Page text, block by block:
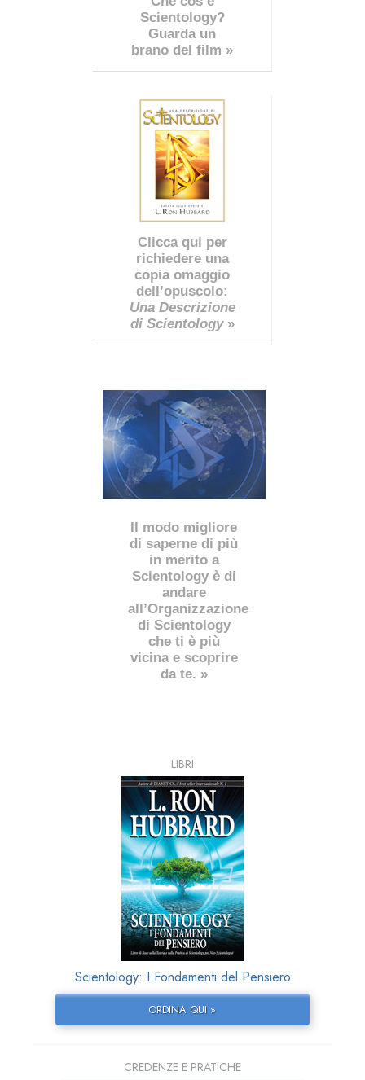
Scientology?
Guarda un
brano del film »
Clicca qui per
richiedere una
copia omaggio
dell’opuscolo:
Una Descrizione
di Scientology»
Il modo migliore
di saperne di più
in merito a
Scientology è di
andare
all’Organizzazione
di Scientology
che ti è più
vicina e scoprire
da te. »
LIBRI
Scientology: I Fondamenti del Pensiero
ORDINA QUI »
CREDENZE E PRATICHE